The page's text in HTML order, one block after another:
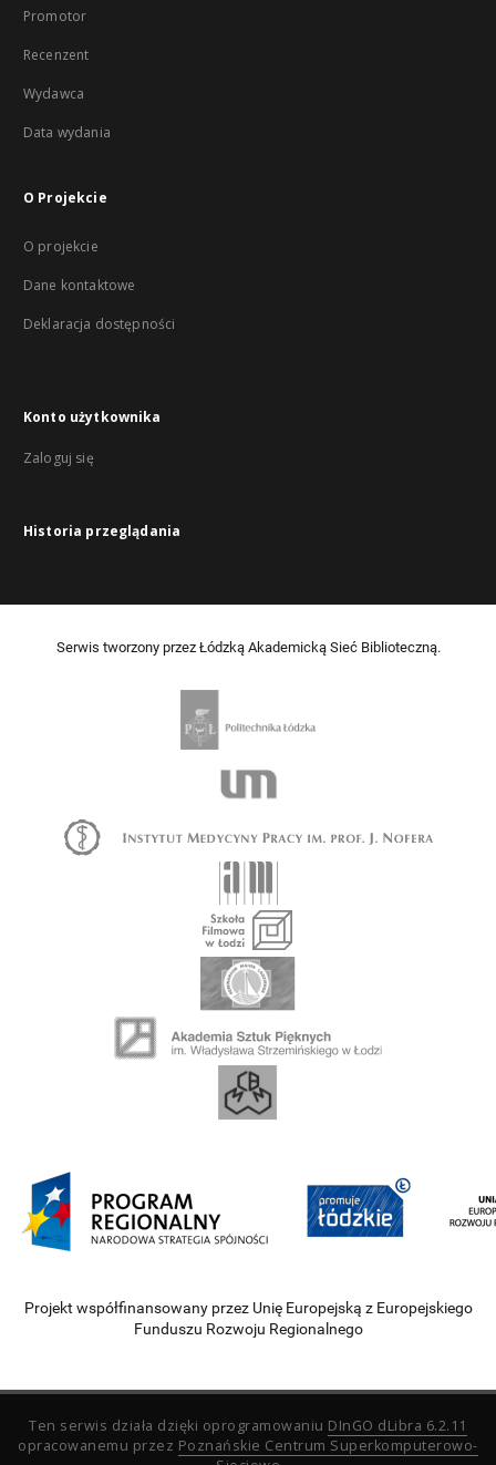
Promotor
Recenzent
Wydawca
Data wydania
O Projekcie
O projekcie
Dane kontaktowe
Deklaracja dostępności
Konto użytkownika
Zaloguj się
Historia przeglądania
Serwis tworzony przez Łódzką Akademicką Sieć Biblioteczną.
Projekt współfinansowany przez Unię Europejską z Europejskiego
Funduszu Rozwoju Regionalnego
Ten serwis działa dzięki oprogramowaniu DInGO dLibra 6.2.11
opracowanemu przez Poznańskie Centrum Superkomputerowo-